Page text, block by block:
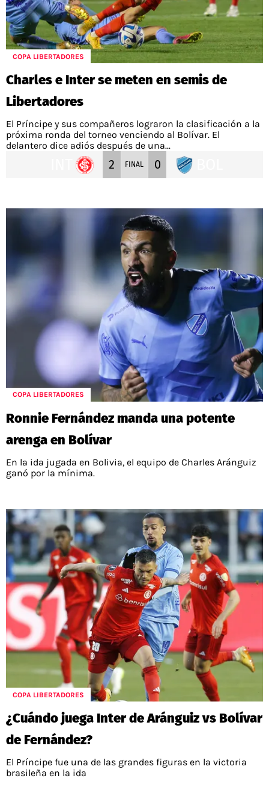
COPA LIBERTADORES
Charles e Inter se meten en semis de
Libertadores
El Príncipe y sus compañeros lograron la clasificación a la
próxima ronda del torneo venciendo al Bolívar. El
delantero dice adiós después de una...
2 FINAL 0
COPA LIBERTADORES
Ronnie Fernández manda una potente
arenga en Bolívar
En la ida jugada en Bolivia, el equipo de Charles Aránguiz
ganó por la mínima.
COPA LIBERTADORES
¿Cuándo juega Inter de Aránguiz vs Bolívar
de Fernández?
El Príncipe fue una de las grandes figuras en la victoria
brasileña en la ida